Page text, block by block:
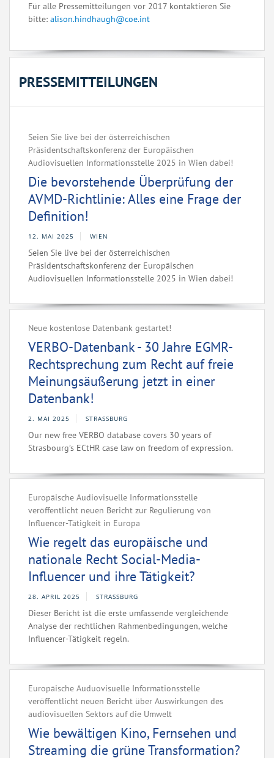
Für alle Pressemitteilungen vor 2017 kontaktieren Sie
bitte: alison.hindhaugh@coe.int
PRESSEMITTEILUNGEN
Seien Sie live bei der österreichischen
Präsidentschaftskonferenz der Europäischen
Audiovisuellen Informationsstelle 2025 in Wien dabei!
Die bevorstehende Überprüfung der
AVMD-Richtlinie: Alles eine Frage der
Definition!
12. MAI 2025 WIEN
Seien Sie live bei der österreichischen
Präsidentschaftskonferenz der Europäischen
Audiovisuellen Informationsstelle 2025 in Wien dabei!
Neue kostenlose Datenbank gestartet!
VERBO-Datenbank - 30 Jahre EGMR-
Rechtsprechung zum Recht auf freie
Meinungsäußerung jetzt in einer
Datenbank!
2. MAI 2025 STRASSBURG
Our new free VERBO database covers 30 years of
Strasbourg’s ECtHR case law on freedom of expression.
Europäische Audiovisuelle Informationsstelle
veröffentlicht neuen Bericht zur Regulierung von
Influencer-Tätigkeit in Europa
Wie regelt das europäische und
nationale Recht Social-Media-
Influencer und ihre Tätigkeit?
28. APRIL 2025 STRASSBURG
Dieser Bericht ist die erste umfassende vergleichende
Analyse der rechtlichen Rahmenbedingungen, welche
Influencer-Tätigkeit regeln.
Europäische Auduovisuelle Informationsstelle
veröffentlicht neuen Bericht über Auswirkungen des
audiovisuellen Sektors auf die Umwelt
Wie bewältigen Kino, Fernsehen und
Streaming die grüne Transformation?